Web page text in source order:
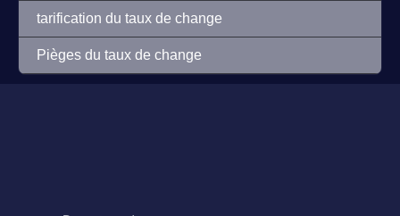
tarification du taux de change
Pièges du taux de change